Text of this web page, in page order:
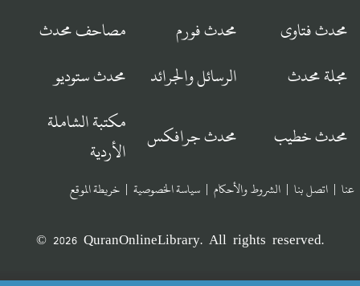
محدث فتاوى
محدث فورم
مصاحف محدث
مجلة محدث
الرسائل والجرائد محدث ستوديو
محدث خطيب محدث جرافكس
مكتبة الشاملة
الأردية
© 2026 QuranOnlineLibrary. All rights reserved.
عنا | اتصل بنا | الشروط والأحكام | سياسة الخصوصية | خريطة الموقع